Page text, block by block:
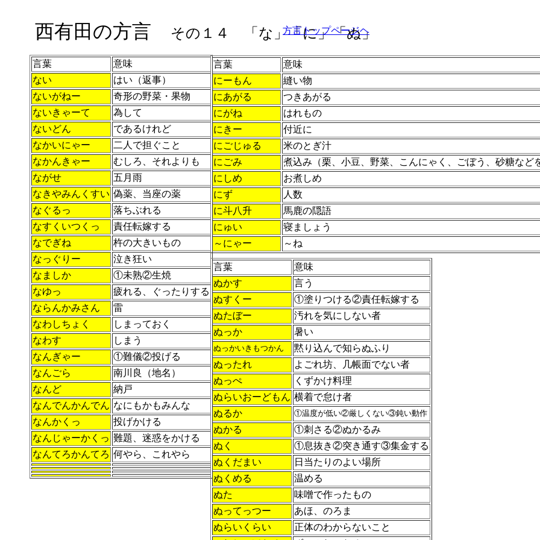
西有田の方言 その１４ 「な」「に」「ぬ」
言葉
意味
ない
はい（返事）
ないがねー
奇形の野菜・果物
ないきゃーて
為して
ないどん
であるけれど
なかいにゃー
二人で担ぐこと
なかんきゃー
むしろ、それよりも
ながせ
五月雨
なきやみんくすい 偽薬、当座の薬
なぐるっ
落ちぶれる
なすくいつくっ
責任転嫁する
なでぎね
杵の大きいもの
なっぐりー
泣き狂い
なましか
①未熟②生焼
なゆっ
疲れる、ぐったりする
ならんかみさん
雷
なわしちょく
しまっておく
なわす
しまう
なんぎゃー
①難儀②投げる
なんごら
南川良（地名）
なんど
納戸
なんでんかんでん なにもかもみんな
なんかくっ
投げかける
なんじゃーかくっ 難題、迷惑をかける
なんてろかんてろ 何やら、これやら
言葉
意味
にーもん
縫い物
にあがる
つきあがる
にがね
はれもの
にきー
付近に
にごじゅる
米のとぎ汁
にごみ
煮込み（栗、小豆、野菜、こんにゃく、ごぼう、砂糖など
にしめ
お煮しめ
にず
人数
に斗八升
馬鹿の隠語
にゅい
寝ましょう
～にゃー
～ね
言葉
意味
ぬかす
言う
ぬすくー
①塗りつける②責任転嫁する
ぬたぼー
汚れを気にしない者
ぬっか
暑い
ぬっかいきもつかん
黙り込んで知らぬふり
ぬったれ
よごれ坊、几帳面でない者
ぬっぺ
くずかけ料理
ぬらいおーどもん 横着で怠け者
ぬるか
①温度が低い②厳しくない③鈍い動作
ぬかる
①刺さる②ぬかるみ
ぬく
①息抜き②突き通す③集金する
ぬくだまい
日当たりのよい場所
ぬくめる
温める
ぬた
味噌で作ったもの
ぬってっつー
あほ、のろま
ぬらいくらい
正体のわからないこと
方言トップページヘ